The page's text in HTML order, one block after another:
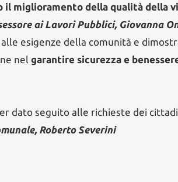
il miglioramento della qualità della
ai Lavori Pubblici, Giovanna
esigenze della comunità e
nel garantire sicurezza e
dato seguito alle richieste dei
Roberto Severini